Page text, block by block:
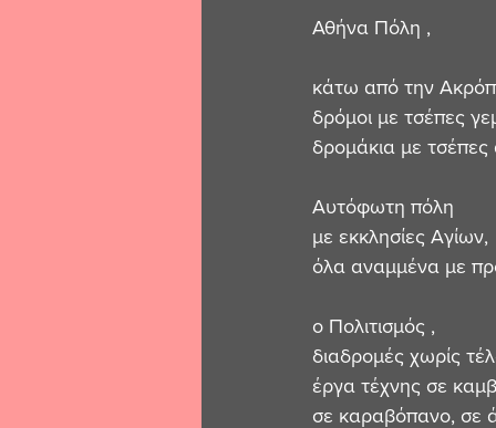
Αθήνα Πόλη ,
κάτω από την
δρόμοι με τσέπες
δρομάκια με
Αυτόφωτη πόλη
με εκκλησίες
όλα αναμμένα με
ο Πολιτισμός ,
διαδρομές χωρίς
έργα τέχνης σε
σε καραβόπανο, σε